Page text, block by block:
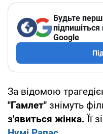
Будьте
Google
За відомою
"Гамлет" знімуть
з'явиться жінка. Її